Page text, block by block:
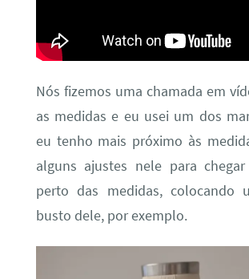
Nós fizemos uma chamada em
as medidas e eu usei um dos
eu tenho mais próximo às
alguns ajustes nele para
perto das medidas, colocando
busto dele, por exemplo.